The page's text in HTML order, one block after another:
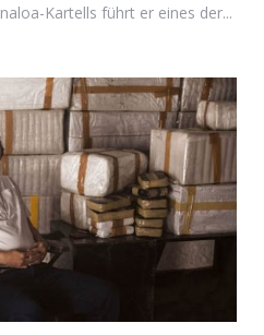
Kartells führt er eines der...